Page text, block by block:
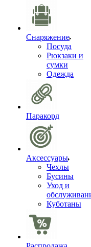
Снаряжение
Посуда
Рюкзаки и
сумки
Одежда
Паракорд
Аксессуары
Чехлы
Бусины
Уход и
Куботаны